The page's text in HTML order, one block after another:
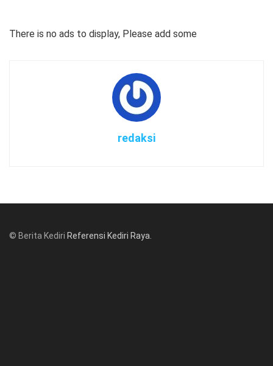
There is no ads to display, Please add some
redaksi
© Berita Kediri Referensi Kediri Raya.